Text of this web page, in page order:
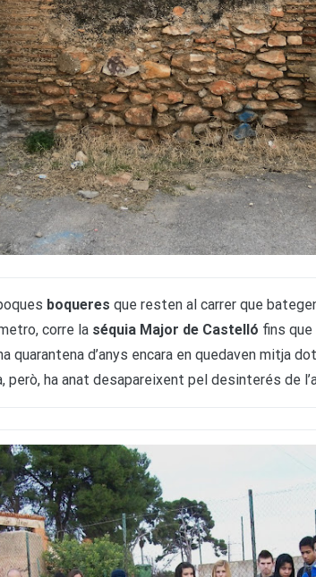
boqueres que resten al carrer que
corre la séquia Major de Castelló fins
quarantena d’anys encara en quedaven mitja
però, ha anat desapareixent pel desinterés de